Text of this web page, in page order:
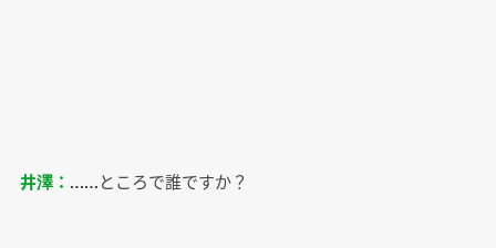
井澤： ……ところで誰ですか？